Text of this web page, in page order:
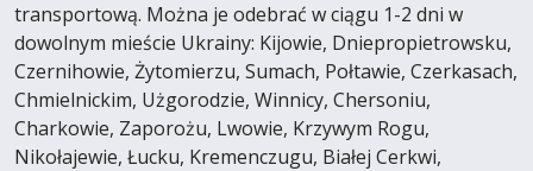
transportową. Można je odebrać w ciągu 1-2 dni w
dowolnym mieście Ukrainy: Kijowie, Dniepropietrowsku,
Czernihowie, Żytomierzu, Sumach, Połtawie, Czerkasach,
Chmielnickim, Użgorodzie, Winnicy, Chersoniu,
Charkowie, Zaporożu, Lwowie, Krzywym Rogu,
Nikołajewie, Łucku, Kremenczugu, Białej Cerkwi,